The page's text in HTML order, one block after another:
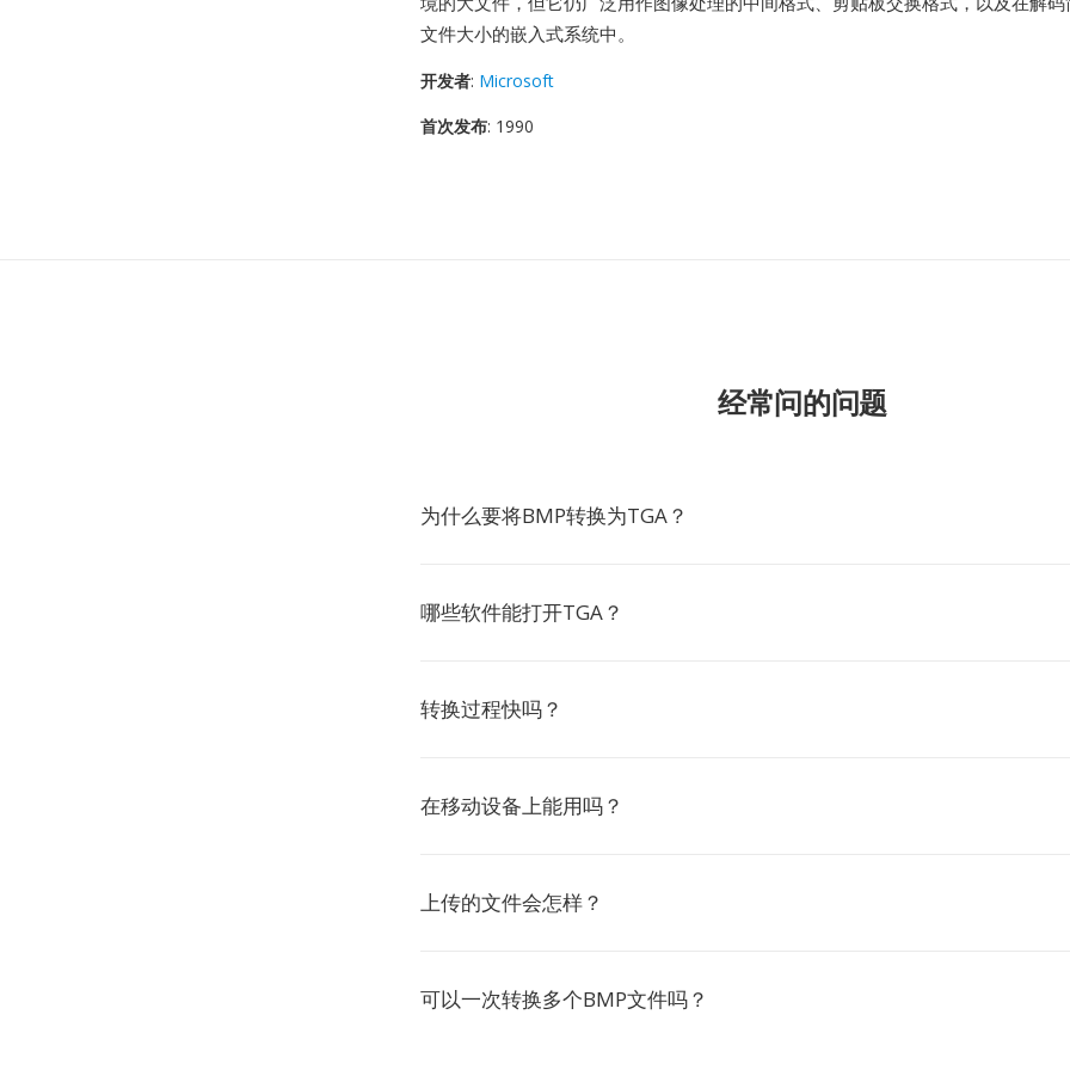
文件大小的嵌入式系统中。
开发者: Microsoft
首次发布: 1990
经常问的问题
为什么要将BMP转换为TGA？
哪些软件能打开TGA？
转换过程快吗？
在移动设备上能用吗？
上传的文件会怎样？
可以一次转换多个BMP文件吗？